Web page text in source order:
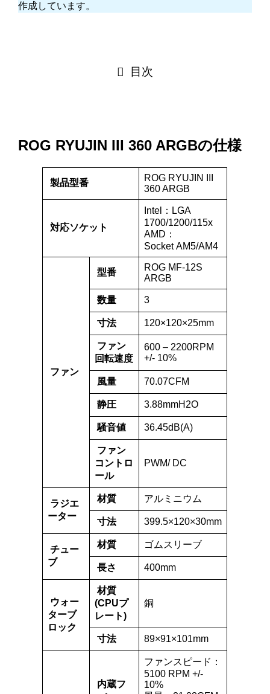
作成しています。
目次
ROG RYUJIN III 360 ARGBの仕様
製品型番
ROG RYUJIN III
360 ARGB
対応ソケット
Intel：LGA
1700/1200/115x
AMD：
Socket AM5/AM4
ファン
型番
ROG MF-12S
ARGB
数量 3
寸法 120×120×25mm
ファン
回転速度
600 – 2200RPM
+/- 10%
風量 70.07CFM
静圧 3.88mmH2O
騒音値 36.45dB(A)
ファン
コントロ
ール
PWM/ DC
ラジエ
ーター
材質 アルミニウム
寸法 399.5×120×30mm
チュー
ブ
材質 ゴムスリーブ
長さ 400mm
ウォー
ターブ
ロック
材質
(CPUプ
レート)
銅
寸法 89×91×101mm
内蔵フ
ファンスピード：
5100 RPM +/-
10%